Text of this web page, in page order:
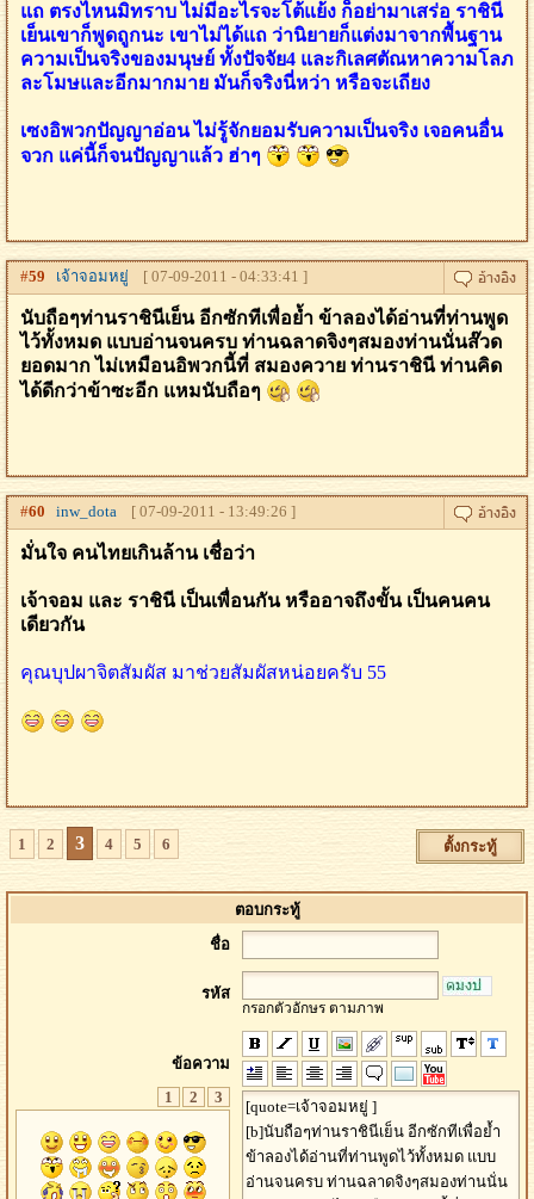
แถ ตรงไหนมิทราบ ไม่มีอะไรจะโต้แย้ง ก็อย่ามาเสร่อ ราชินี
เย็นเขาก็พูดถูกนะ เขาไม่ได้แถ ว่านิยายก็แต่งมาจากพื้นฐาน
ความเป็นจริงของมนุษย์ ทั้งปัจจัย4 และกิเลศตัณหาความโลภ
ละโมษและอีกมากมาย มันก็จริงนี่หว่า หรือจะเถียง
เซงอิพวกปัญญาอ่อน ไม่รู้จักยอมรับความเป็นจริง เจอคนอื่น
จวก แค่นี้ก็จนปัญญาแล้ว ฮ่าๆ
#59 เจ้าจอมหยู่ [ 07-09-2011 - 04:33:41 ]
นับถือๆท่านราชินีเย็น อีกซักทีเพื่อย้ำ ข้าลองได้อ่านที่ท่านพูด
ไว้ทั้งหมด แบบอ่านจนครบ ท่านฉลาดจิงๆสมองท่านนั่นส๊วด
ยอดมาก ไม่เหมือนอิพวกนี้ที่ สมองควาย ท่านราชินี ท่านคิด
ได้ดีกว่าข้าซะอีก แหมนับถือๆ
#60 inw_dota [ 07-09-2011 - 13:49:26 ]
มั่นใจ คนไทยเกินล้าน เชื่อว่า
เจ้าจอม และ ราชินี เป็นเพื่อนกัน หรืออาจถึงขั้น เป็นคนคน
เดียวกัน
คุณบุปผาจิตสัมผัส มาช่วยสัมผัสหน่อยครับ 55
1 2 3 4 5 6 ตั้งกระทู้
ตอบกระทู้
ชื่อ
รหัส
กรอกตัวอักษร ตามภาพ
ข้อความ
1
2 3